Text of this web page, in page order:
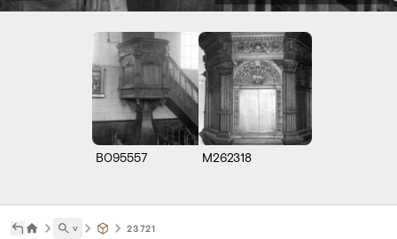
B095557 M262318
˅ 23721